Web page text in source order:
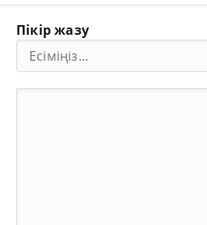
Пікір жазу